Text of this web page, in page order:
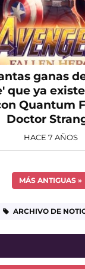
ganas
que ya
Quantum
Doctor
HACE 7 AÑOS
MÁS ANTIGUAS »
ARCHIVO DE